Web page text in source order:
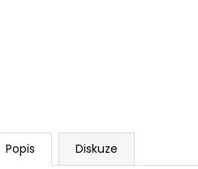
Popis Diskuze